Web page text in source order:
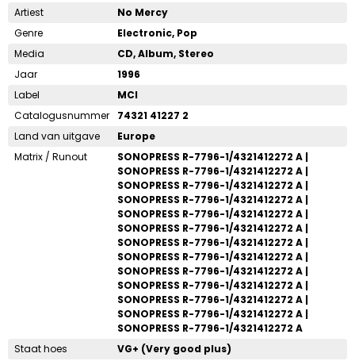
Artiest
No Mercy
Genre
Electronic, Pop
Media
CD, Album, Stereo
Jaar
1996
Label
MCI
Catalogusnummer
74321 41227 2
Land van uitgave
Europe
Matrix / Runout
SONOPRESS R-7796-1/4321412272 A |
SONOPRESS R-7796-1/4321412272 A |
SONOPRESS R-7796-1/4321412272 A |
SONOPRESS R-7796-1/4321412272 A |
SONOPRESS R-7796-1/4321412272 A |
SONOPRESS R-7796-1/4321412272 A |
SONOPRESS R-7796-1/4321412272 A |
SONOPRESS R-7796-1/4321412272 A |
SONOPRESS R-7796-1/4321412272 A |
SONOPRESS R-7796-1/4321412272 A |
SONOPRESS R-7796-1/4321412272 A |
SONOPRESS R-7796-1/4321412272 A |
SONOPRESS R-7796-1/4321412272 A
Staat hoes
VG+ (Very good plus)